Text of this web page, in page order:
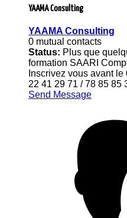
YAAMA Consulting
YAAMA Consulting
0 mutual contacts
Status: Plus que
formation SAARI
Inscrivez vous avant le
22 41 29 71 / 78 85 85
Send Message